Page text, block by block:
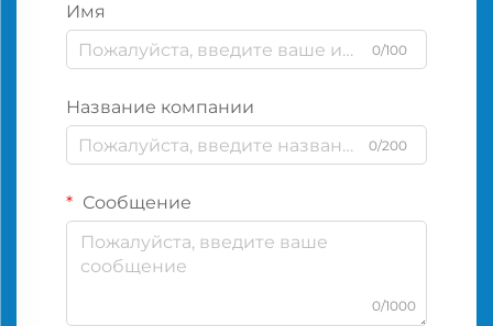
Имя
0/100
Название компании
0/200
Сообщение
0/1000